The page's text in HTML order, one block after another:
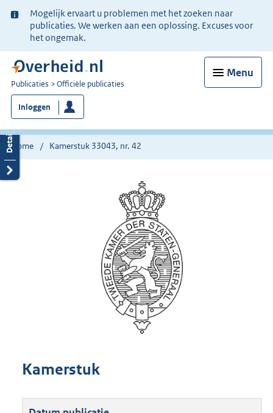
Ter
informatie:
Mogelijk ervaart u problemen met het zoeken naar
publicaties. We werken aan een oplossing. Excuses voor
het ongemak.
Menu
U
bent
nu
hier:
Publicaties Officiële publicaties
Inloggen
Home Kamerstuk 33043, nr. 42
Kamerstuk